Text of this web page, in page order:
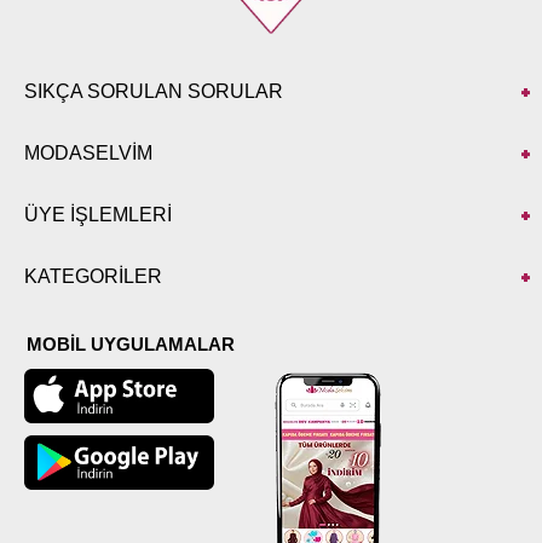
SIKÇA SORULAN SORULAR
MODASELVİM
ÜYE İŞLEMLERİ
KATEGORİLER
MOBİL UYGULAMALAR